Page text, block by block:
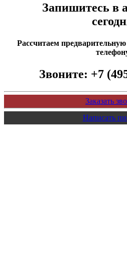
Запишитесь в
Рассчитаем
Звоните: +7
Заказать
Написать